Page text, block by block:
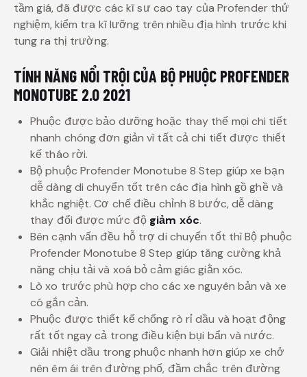
tầm giá, đã được các kĩ sư cao tay của Profender thử
nghiệm, kiểm tra kĩ lưỡng trên nhiều địa hình trước khi
tung ra thị trường.
TÍNH NĂNG NỔI TRỘI CỦA BỘ PHUỘC PROFENDER
MONOTUBE 2.0 2021
Phuộc được bảo dưỡng hoặc thay thế mọi chi tiết
nhanh chóng đơn giản vì tất cả chi tiết được thiết
kế tháo rời.
Bộ phuộc Profender Monotube 8 Step giúp xe bạn
dễ dàng di chuyển tốt trên các địa hình gồ ghề và
khắc nghiệt. Cơ chế điều chỉnh 8 bước, dễ dàng
thay đổi được mức độ giảm xóc.
Bên cạnh vấn đều hỗ trợ di chuyển tốt thì Bộ phuộc
Profender Monotube 8 Step giúp tăng cường khả
năng chịu tải và xoá bỏ cảm giác giằn xóc.
Lò xo trước phù hợp cho các xe nguyên bản và xe
có gắn cản.
Phuộc được thiết kế chống rò rỉ dầu và hoạt động
rất tốt ngay cả trong điều kiện bụi bẩn và nước.
Giải nhiệt dầu trong phuộc nhanh hơn giúp xe chở
nên êm ái trên đường phố, đầm chắc trên đường